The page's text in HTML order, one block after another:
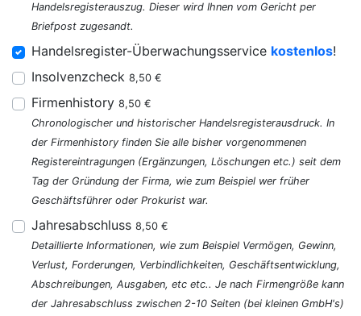
Handelsregisterauszug. Dieser wird Ihnen vom Gericht per
Briefpost zugesandt.
Handelsregister-Überwachungsservice kostenlos!
Insolvenzcheck 8,50 €
Firmenhistory 8,50 €
Chronologischer und historischer Handelsregisterausdruck. In
der Firmenhistory finden Sie alle bisher vorgenommenen
Registereintragungen (Ergänzungen, Löschungen etc.) seit dem
Tag der Gründung der Firma, wie zum Beispiel wer früher
Geschäftsführer oder Prokurist war.
Jahresabschluss 8,50 €
Detaillierte Informationen, wie zum Beispiel Vermögen, Gewinn,
Verlust, Forderungen, Verbindlichkeiten, Geschäftsentwicklung,
Abschreibungen, Ausgaben, etc etc.. Je nach Firmengröße kann
der Jahresabschluss zwischen 2-10 Seiten (bei kleinen GmbH's)